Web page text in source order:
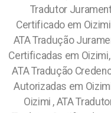
Tradutor
Certificado em
ATA Tradução
Certificadas em
ATA Tradução
Autorizadas em
Oizimi , ATA